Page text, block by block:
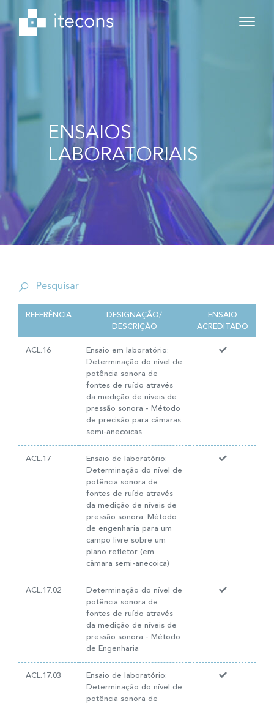
ENSAIOS
LABORATORIAIS
REFERÊNCIA
DESIGNAÇÃO/
DESCRIÇÃO
ENSAIO
ACREDITADO
ACL.16
Ensaio em laboratório:
Determinação do nível de
potência sonora de
fontes de ruído através
da medição de níveis de
pressão sonora - Método
de precisão para câmaras
semi-anecoicas
ACL.17
Ensaio de laboratório:
Determinação do nível de
potência sonora de
fontes de ruído através
da medição de níveis de
pressão sonora. Método
de engenharia para um
campo livre sobre um
plano refletor (em
câmara semi-anecoica)
ACL.17.02
Determinação do nível de
potência sonora de
fontes de ruído através
da medição de níveis de
pressão sonora - Método
de Engenharia
ACL.17.03
Ensaio de laboratório:
Determinação do nível de
potência sonora de